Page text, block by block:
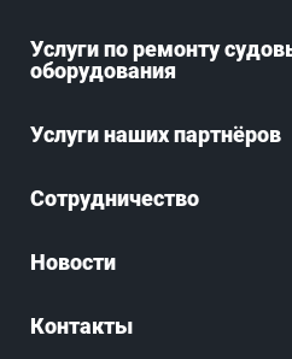
Услуги по ремонту
оборудования
Услуги наших партнёров
Сотрудничество
Новости
Контакты